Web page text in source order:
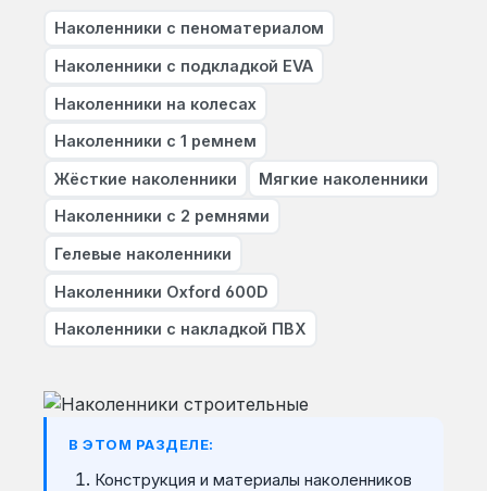
Наколенники с пеноматериалом
Наколенники с подкладкой EVA
Наколенники на колесах
Наколенники с 1 ремнем
Жёсткие наколенники Мягкие наколенники
Наколенники с 2 ремнями
Гелевые наколенники
Наколенники Oxford 600D
Наколенники с накладкой ПВХ
В ЭТОМ РАЗДЕЛЕ:
Конструкция и материалы наколенников